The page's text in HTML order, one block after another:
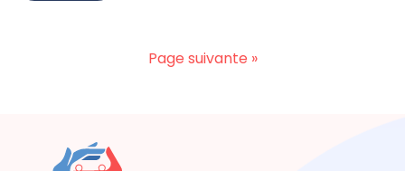
Page suivante »